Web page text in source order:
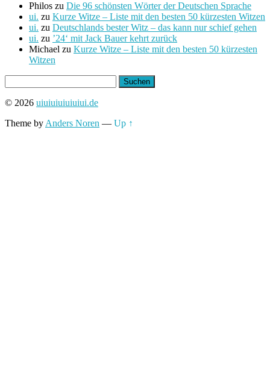
Philos zu Die 96 schönsten Wörter der Deutschen Sprache
ui. zu Kurze Witze – Liste mit den besten 50 kürzesten Witzen
ui. zu Deutschlands bester Witz – das kann nur schief gehen
ui. zu ’24‘ mit Jack Bauer kehrt zurück
Michael zu Kurze Witze – Liste mit den besten 50 kürzesten
Witzen
nach:
© 2026 uiuiuiuiuiuiui.de
Theme by Anders Noren — Up ↑